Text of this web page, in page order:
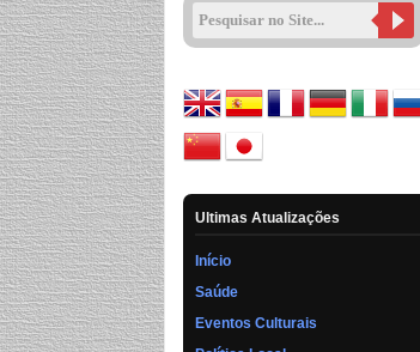
Ultimas Atualizações
Início
Saúde
Eventos Culturais